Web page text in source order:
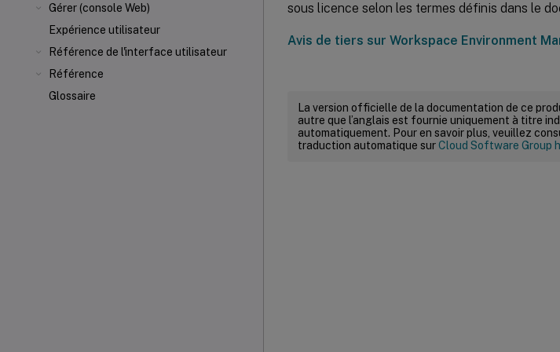
Gérer (console Web)
Expérience utilisateur
Référence de l'interface utilisateur
Référence
Glossaire
sous licence selon les termes définis dans le
Avis de tiers sur Workspace Environment
La version officielle de la documentation de ce
autre que l’anglais est fournie uniquement à titre
automatiquement. Pour en savoir plus, veuillez
traduction automatique surCloud Software Group